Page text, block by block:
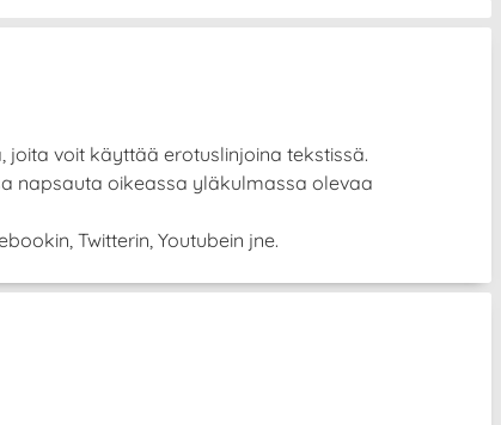
joita voit käyttää erotuslinjoina tekstissä.
napsauta oikeassa yläkulmassa olevaa
Twitterin, Youtubein jne.